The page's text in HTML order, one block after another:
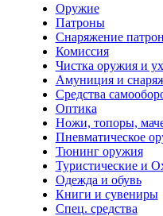
Оружие
Патроны
Снаряжение
Комиссия
Чистка оружия и
Амуниция и
Средства
Оптика
Ножи, топоры,
Пневматическое
Тюнинг оружия
Туристические и
Одежда и обувь
Книги и сувениры
Спец. средства